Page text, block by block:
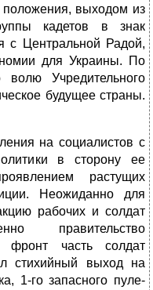
положения, выходом из
кадетов в знак
с Централь­ной Радой,
для Украины. По
Учредительного
будущее страны.
на социалистов с
в сторону ее
растущих
Неожидан­но для
рабочих и солдат
правительство
фронт часть солдат
стихийный выход на
1-го запасного пуле­